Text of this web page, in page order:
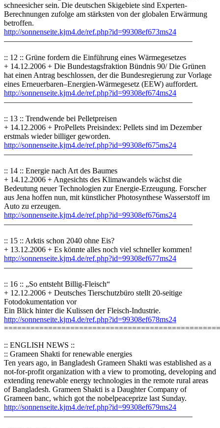
schneesicher sein. Die deutschen Skigebiete sind Experten-
Berechnungen zufolge am stärksten von der globalen Erwärmung
betroffen.
http://sonnenseite.kjm4.de/ref.php?id=99308ef673ms24
————————————————————————
:: 12 :: Grüne fordern die Einführung eines Wärmegesetzes
+ 14.12.2006 + Die Bundestagsfraktion Bündnis 90/ Die Grünen
hat einen Antrag beschlossen, der die Bundesregierung zur Vorlage
eines Erneuerbaren–Energien-Wärmegesetz (EEW) auffordert.
http://sonnenseite.kjm4.de/ref.php?id=99308ef674ms24
————————————————————————
:: 13 :: Trendwende bei Pelletpreisen
+ 14.12.2006 + ProPellets Preisindex: Pellets sind im Dezember
erstmals wieder billiger geworden.
http://sonnenseite.kjm4.de/ref.php?id=99308ef675ms24
————————————————————————
:: 14 :: Energie nach Art des Baumes
+ 14.12.2006 + Angesichts des Klimawandels wächst die
Bedeutung neuer Technologien zur Energie-Erzeugung. Forscher
aus Jena hoffen nun, mit künstlicher Photosynthese Wasserstoff im
Auto zu erzeugen.
http://sonnenseite.kjm4.de/ref.php?id=99308ef676ms24
————————————————————————
:: 15 :: Arktis schon 2040 ohne Eis?
+ 13.12.2006 + Es könnte alles noch viel schneller kommen!
http://sonnenseite.kjm4.de/ref.php?id=99308ef677ms24
————————————————————————
:: 16 :: „So entsteht Billig-Fleisch“
+ 12.12.2006 + Deutsches Tierschutzbüro stellt 20-seitige
Fotodokumentation vor
Ein Blick hinter die Kulissen der Fleisch-Industrie.
http://sonnenseite.kjm4.de/ref.php?id=99308ef678ms24
:: ENGLISH NEWS ::
:: Grameen Shakti for renewable energies
Ten years ago, in Bangladesh Grameen Shakti was established as a
not-for-profit organization with a view to promoting, developing and
extending renewable energy technologies in the remote rural areas
of Bangladesh. Grameen Shakti is a Daughter Company of
Grameen banc, which got the nobelpeaceprize last Sunday.
http://sonnenseite.kjm4.de/ref.php?id=99308ef679ms24
————————————————————————